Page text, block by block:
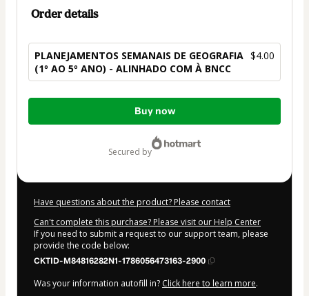
Order details
PLANEJAMENTOS SEMANAIS DE GEOGRAFIA
(1º AO 5º ANO) - ALINHADO COM À BNCC
$4.00
Total
$4.00
Buy now
secured by
Have questions about the product? Please contact
Can't complete this purchase? Please visit our Help Center
If you need to submit a request to our support team, please
provide the code below:
CKTID-M84816282N1-1786056473163-2900
Was your information autofill in? Click here to learn more.